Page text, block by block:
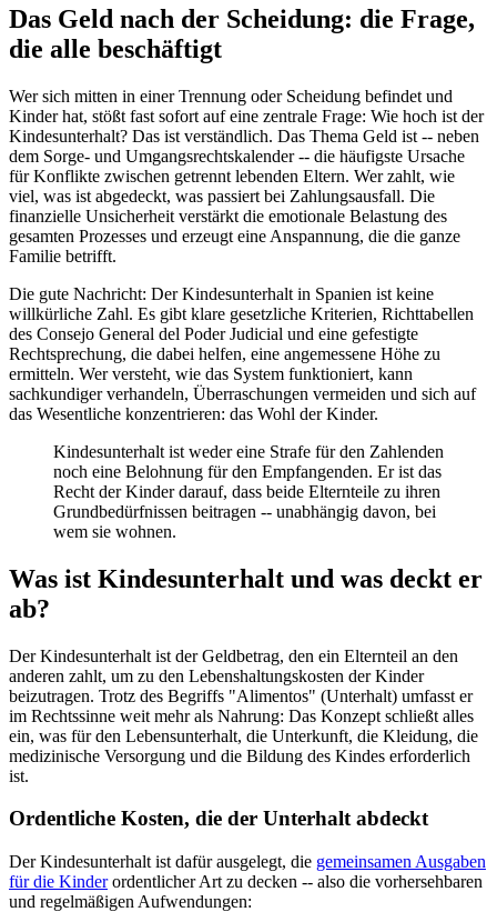
Das Geld nach der Scheidung: die Frage,
die alle beschäftigt
Wer sich mitten in einer Trennung oder Scheidung befindet und
Kinder hat, stößt fast sofort auf eine zentrale Frage: Wie hoch ist der
Kindesunterhalt? Das ist verständlich. Das Thema Geld ist -- neben
dem Sorge- und Umgangsrechtskalender -- die häufigste Ursache
für Konflikte zwischen getrennt lebenden Eltern. Wer zahlt, wie
viel, was ist abgedeckt, was passiert bei Zahlungsausfall. Die
finanzielle Unsicherheit verstärkt die emotionale Belastung des
gesamten Prozesses und erzeugt eine Anspannung, die die ganze
Familie betrifft.
Die gute Nachricht: Der Kindesunterhalt in Spanien ist keine
willkürliche Zahl. Es gibt klare gesetzliche Kriterien, Richttabellen
des Consejo General del Poder Judicial und eine gefestigte
Rechtsprechung, die dabei helfen, eine angemessene Höhe zu
ermitteln. Wer versteht, wie das System funktioniert, kann
sachkundiger verhandeln, Überraschungen vermeiden und sich auf
das Wesentliche konzentrieren: das Wohl der Kinder.
Kindesunterhalt ist weder eine Strafe für den Zahlenden
noch eine Belohnung für den Empfangenden. Er ist das
Recht der Kinder darauf, dass beide Elternteile zu ihren
Grundbedürfnissen beitragen -- unabhängig davon, bei
wem sie wohnen.
Was ist Kindesunterhalt und was deckt er
ab?
Der Kindesunterhalt ist der Geldbetrag, den ein Elternteil an den
anderen zahlt, um zu den Lebenshaltungskosten der Kinder
beizutragen. Trotz des Begriffs "Alimentos" (Unterhalt) umfasst er
im Rechtssinne weit mehr als Nahrung: Das Konzept schließt alles
ein, was für den Lebensunterhalt, die Unterkunft, die Kleidung, die
medizinische Versorgung und die Bildung des Kindes erforderlich
ist.
Ordentliche Kosten, die der Unterhalt abdeckt
Der Kindesunterhalt ist dafür ausgelegt, die gemeinsamen Ausgaben
für die Kinderordentlicher Art zu decken -- also die vorhersehbaren
und regelmäßigen Aufwendungen: